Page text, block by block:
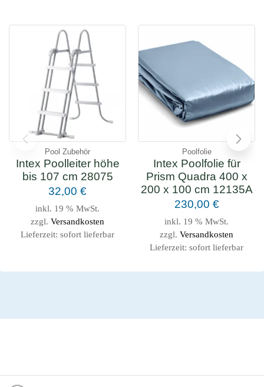
Pool Zubehör
Intex Poolleiter höhe
bis 107 cm 28075
32,00 €
inkl. 19 % MwSt.
zzgl. Versandkosten
Lieferzeit: sofort lieferbar
Poolfolie
Intex Poolfolie für
Prism Quadra 400 x
200 x 100 cm 12135A
230,00 €
inkl. 19 % MwSt.
zzgl. Versandkosten
Lieferzeit: sofort lieferbar